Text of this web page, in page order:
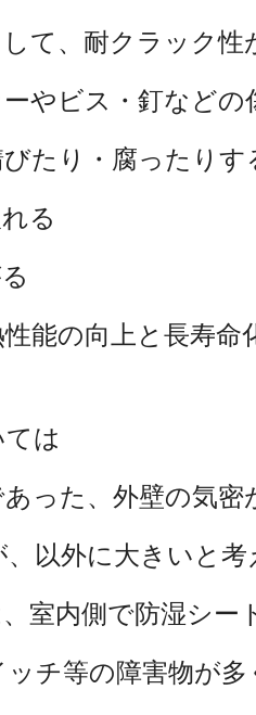
て、耐クラック性
やビス・釘などの
たり・腐ったりす
る
能の向上と長寿命
は
あった、外壁の気
以外に大きいと考
室内側で防湿シー
チ等の障害物が多